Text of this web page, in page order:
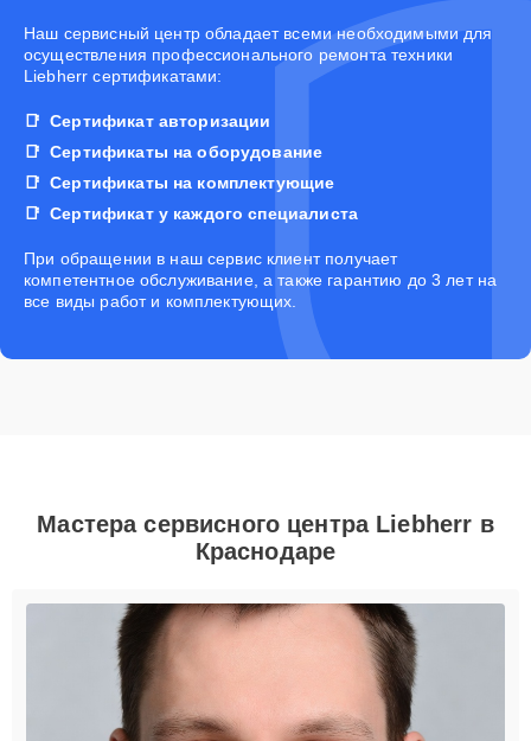
Наш сервисный центр обладает всеми необходимыми для
осуществления профессионального ремонта техники
Liebherr сертификатами:
Сертификат авторизации
Сертификаты на оборудование
Сертификаты на комплектующие
Сертификат у каждого специалиста
При обращении в наш сервис клиент получает
компетентное обслуживание, а также гарантию до 3 лет на
все виды работ и комплектующих.
Мастера сервисного центра Liebherr в
Краснодаре